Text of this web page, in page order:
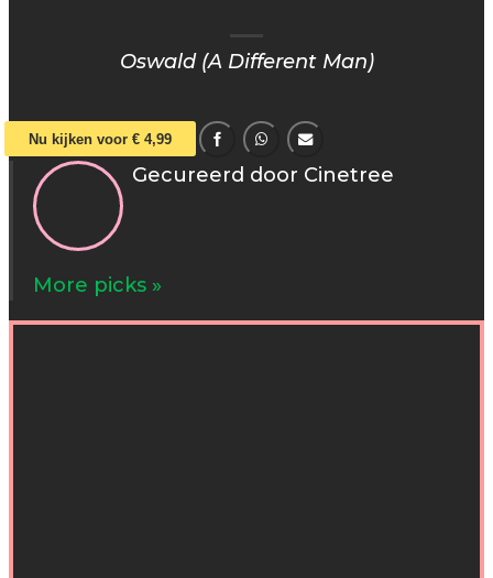
Oswald (A Different Man)
Nu kijken voor € 4,99
Gecureerd door Cinetree
More picks